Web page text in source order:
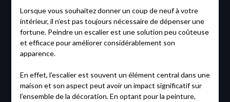
Lorsque vous souhaitez donner un coup de neuf à votre
intérieur, il n’est pas toujours nécessaire de dépenser une
fortune. Peindre un escalier est une solution peu coûteuse
et efficace pour améliorer considérablement son
apparence.
En effet, l’escalier est souvent un élément central dans une
maison et son aspect peut avoir un impact significatif sur
l’ensemble de la décoration. En optant pour la peinture,